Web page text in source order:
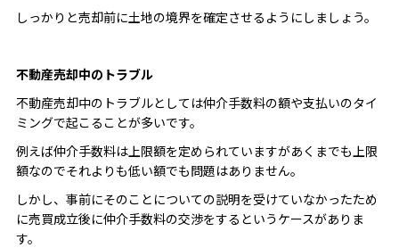
しっかりと売却前に土地の境界を確定させるようにしましょう。
不動産売却中のトラブル
不動産売却中のトラブルとしては仲介手数料の額や支払いのタイ
ミングで起こることが多いです。
例えば仲介手数料は上限額を定められていますがあくまでも上限
額なのでそれよりも低い額でも問題はありません。
しかし、事前にそのことについての説明を受けていなかったため
に売買成立後に仲介手数料の交渉をするというケースがありま
す。